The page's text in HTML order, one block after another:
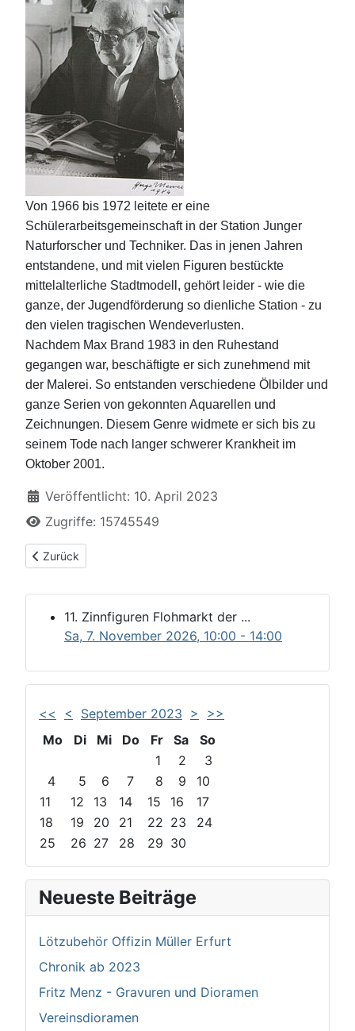
Von 1966 bis 1972 leitete er eine
Schülerarbeitsgemeinschaft in der Station Junger
Naturforscher und Techniker. Das in jenen Jahren
entstandene, und mit vielen Figuren bestückte
mittelalterliche Stadtmodell, gehört leider - wie die
ganze, der Jugendförderung so dienliche Station - zu
den vielen tragischen Wendeverlusten.
Nachdem Max Brand 1983 in den Ruhestand
gegangen war, beschäftigte er sich zunehmend mit
der Malerei. So entstanden verschiedene Ölbilder und
ganze Serien von gekonnten Aquarellen und
Zeichnungen. Diesem Genre widmete er sich bis zu
seinem Tode nach langer schwerer Krankheit im
Oktober 2001.
Details
Veröffentlicht: 10. April 2023
Zugriffe: 15745549
Vorheriger Beitrag: Fritz Menz Biografie
Zurück
11. Zinnfiguren Flohmarkt der ...
Sa, 7. November 2026, 10:00 - 14:00
<< < September 2023 >
>>
Mo
Di Mi Do Fr Sa
So
1
2
3
4
5 6 7 8 9
10
11
12 13 14 15 16
17
18
19 20 21 22 23
24
25
26 27 28 29 30
Neueste Beiträge
Lötzubehör Offizin Müller Erfurt
Chronik ab 2023
Fritz Menz - Gravuren und Dioramen
Vereinsdioramen